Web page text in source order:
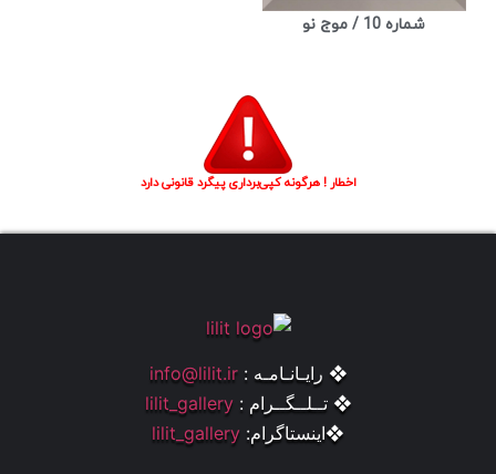
شماره 10 / موج نو
اخطار ! هرگونه کپی‌برداری پیگرد قانونی دارد
❖ رایـانـامـه : info@lilit.ir
❖ تــلــگــرام : lilit_gallery
❖اینستاگرام: lilit_gallery